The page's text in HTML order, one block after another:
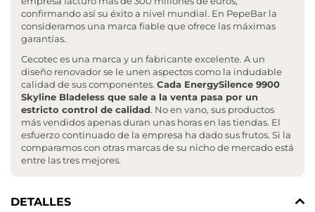
confirmando así su éxito a nivel mundial. En PepeBar la
consideramos una marca fiable que ofrece las máximas
garantías.
Cecotec es una marca y un fabricante excelente. A un
diseño renovador se le unen aspectos como la indudable
calidad de sus componentes. Cada EnergySilence 9900
Skyline Bladeless que sale a la venta pasa por un
estricto control de calidad. No en vano, sus productos
más vendidos apenas duran unas horas en las tiendas. El
esfuerzo continuado de la empresa ha dado sus frutos. Si la
comparamos con otras marcas de su nicho de mercado está
entre las tres mejores.
DETALLES